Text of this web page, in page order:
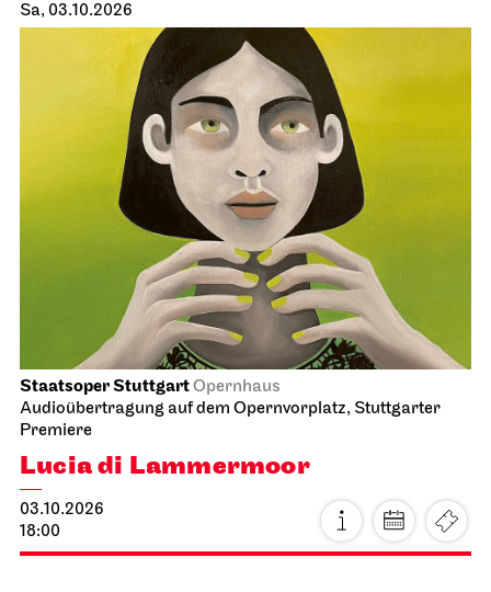
Sa, 03.10.2026
Staatsoper StuttgartOpernhaus
Audioübertragung auf dem Opernvorplatz, Stuttgarter
Premiere
Lucia di Lammermoor
03.10.2026
18:00